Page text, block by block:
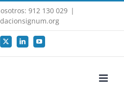
912 130 029 |
X LinkedInYouTube